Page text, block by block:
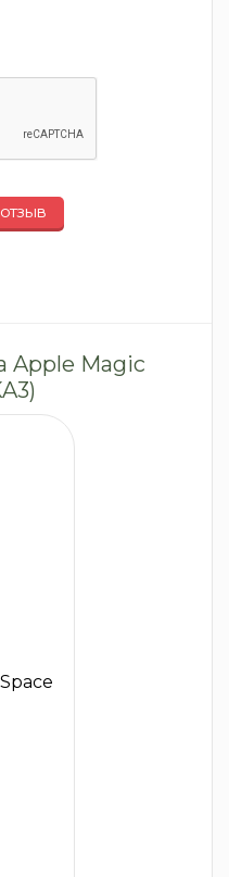
Apple Magic